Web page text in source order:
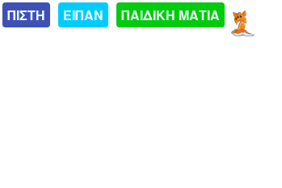
ΠΙΣΤΗ ΕΙΠΑΝ ΠΑΙΔΙΚΗ ΜΑΤΙΑ